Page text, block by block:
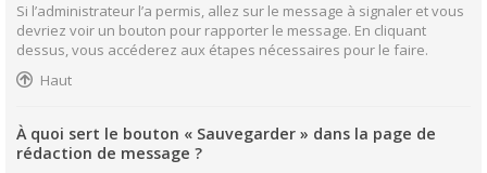
Si l’administrateur l’a permis, allez sur le message à signaler et vous
devriez voir un bouton pour rapporter le message. En cliquant
dessus, vous accéderez aux étapes nécessaires pour le faire.
Haut
À quoi sert le bouton « Sauvegarder » dans la page de
rédaction de message ?